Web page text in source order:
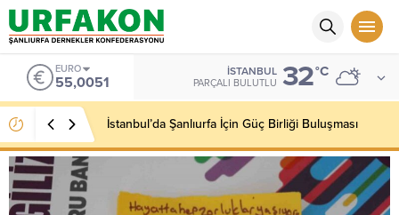
EURO
55,0051
İSTANBUL
PARÇALI BULUTLU 32°C
İstanbul’da Şanlıurfa İçin Güç Birliği Buluşması